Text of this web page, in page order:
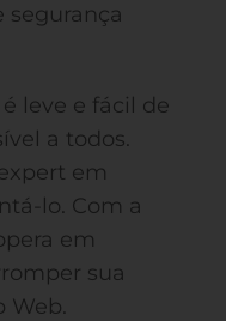
segurança
leve e fácil de
a todos.
em
lo. Com a
em
sua
Web.